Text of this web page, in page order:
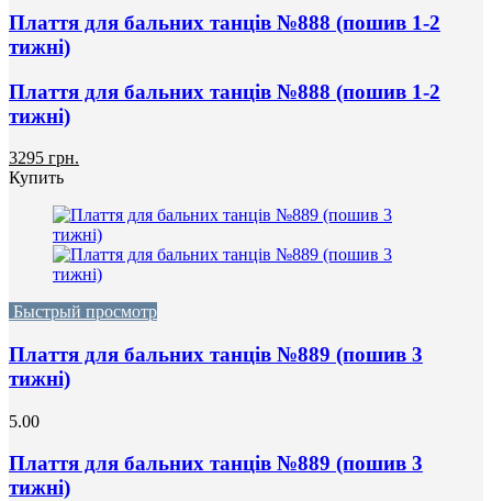
Плаття для бальних танців №888 (пошив 1-2
тижні)
Плаття для бальних танців №888 (пошив 1-2
тижні)
3295 грн.
Купить
Быстрый просмотр
Плаття для бальних танців №889 (пошив 3
тижні)
5.00
Плаття для бальних танців №889 (пошив 3
тижні)